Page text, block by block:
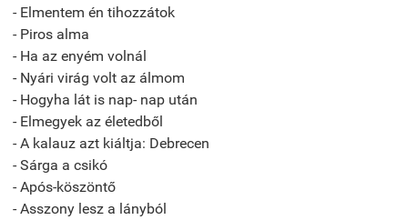
- Elmentem én tihozzátok
- Piros alma
- Ha az enyém volnál
- Nyári virág volt az álmom
- Hogyha lát is nap- nap után
- Elmegyek az életedből
- A kalauz azt kiáltja: Debrecen
- Sárga a csikó
- Após-köszöntő
- Asszony lesz a lányból